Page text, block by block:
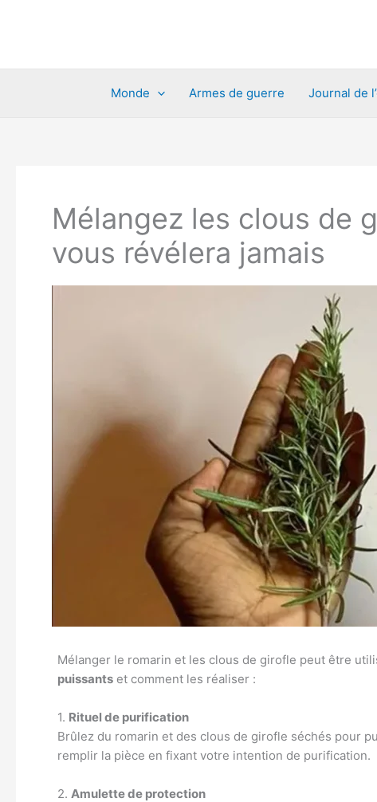
Monde Armes de guerre Journal de
Mélangez les clous de
vous révélera jamais
Mélanger le romarin et les clous de girofle peut être
puissants et comment les réaliser :
1. Rituel de purification
Brûlez du romarin et des clous de girofle séchés pour
remplir la pièce en fixant votre intention de purification.
2. Amulette de protection